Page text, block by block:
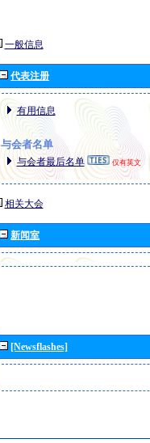
一般信息
代表注册
有用信息
与会者名单
与会者最后名单 仅有英文
相关大会
新闻室
[Newsflashes]